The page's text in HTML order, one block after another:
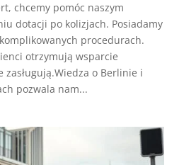
chcemy pomóc naszym
dotacji po kolizjach. Posiadamy
procedurach.
otrzymują wsparcie
zasługują.Wiedza o Berlinie i
pozwala nam...